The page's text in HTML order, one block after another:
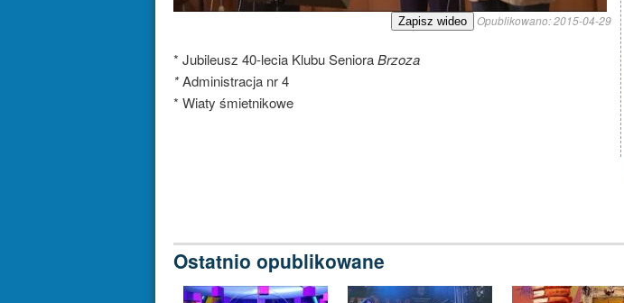
Zapisz wideo Opublikowano:2015-04-29
* Jubileusz 40-lecia Klubu SenioraBrzoza
*Administracja nr 4
* Wiaty śmietnikowe
Ostatnio opublikowane